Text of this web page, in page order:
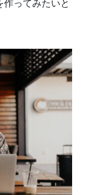
ってみたいと